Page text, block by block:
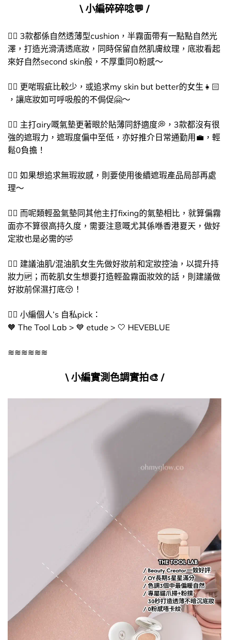
\ 小編碎碎唸💬​ /
👉🏻​ 3款都係自然透薄型cushion，半霧面帶有一點點自然光
澤，打造光滑清透底妝，同時保留自然肌膚紋理，底妝看起
來好自然second skin般，不厚重同0粉感～
👉🏻​ 更啱瑕疵比較少，或追求my skin but better的女生👧🏻​
，讓底妝如可呼吸般的不侷促🤗​～
👉🏻​ 主打airy嘅氣墊更著眼於貼薄同舒適度💭，3款都沒有很
強的遮瑕力，遮瑕度偏中至低，亦好推介日常通勤用💼​，輕
鬆0負擔！
👉🏻​ 如果想追求無瑕妝感，則要使用後續遮瑕產品局部再處
理～
👉🏻​ 而呢類輕盈氣墊同其他主打fixing的氣墊相比，就算偏霧
面亦不算很高持久度，需要注意嘅尤其係喺香港夏天，做好
定妝也是必需的🤣​
👉🏻​ 建議油肌/混油肌女生先做好妝前和定妝控油，以提升持
妝力🆙​；而乾肌女生想要打造輕盈霧面妝效的話，則建議做
好妝前保濕打底😚​！
👉🏻​ 小編個人’s 自私pick：
🧡​ The Tool Lab > 💙 etude > 🤍 HEVEBLUE
≋≋≋≋≋≋
\ 小編實測色調實拍​🎨​​ /